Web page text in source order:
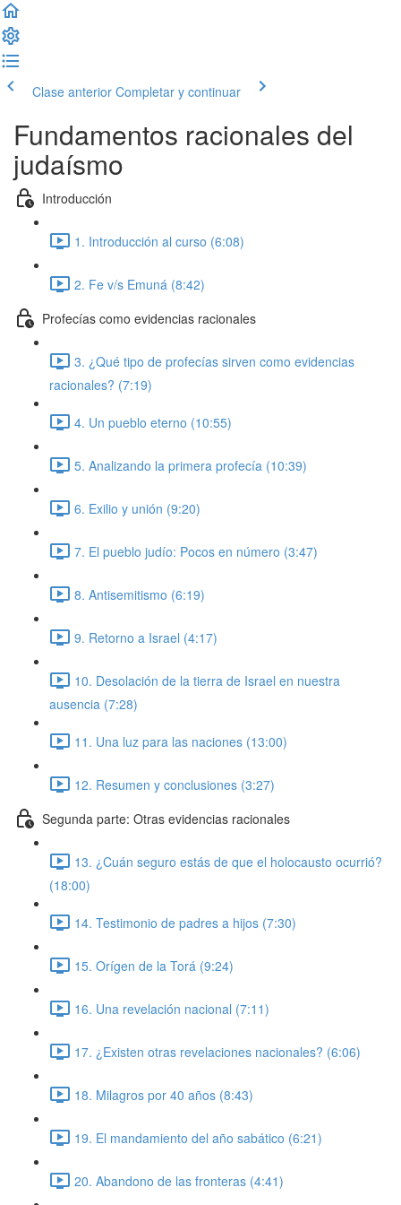
Clase anterior Completar y continuar
Fundamentos racionales del
judaísmo
Introducción
1. Introducción al curso (6:08)
2. Fe v/s Emuná (8:42)
Profecías como evidencias racionales
3. ¿Qué tipo de profecías sirven como evidencias
racionales? (7:19)
4. Un pueblo eterno (10:55)
5. Analizando la primera profecía (10:39)
6. Exilio y unión (9:20)
7. El pueblo judío: Pocos en número (3:47)
8. Antisemitismo (6:19)
9. Retorno a Israel (4:17)
10. Desolación de la tierra de Israel en nuestra
ausencia (7:28)
11. Una luz para las naciones (13:00)
12. Resumen y conclusiones (3:27)
Segunda parte: Otras evidencias racionales
13. ¿Cuán seguro estás de que el holocausto ocurrió?
(18:00)
14. Testimonio de padres a hijos (7:30)
15. Orígen de la Torá (9:24)
16. Una revelación nacional (7:11)
17. ¿Existen otras revelaciones nacionales? (6:06)
18. Milagros por 40 años (8:43)
19. El mandamiento del año sabático (6:21)
20. Abandono de las fronteras (4:41)